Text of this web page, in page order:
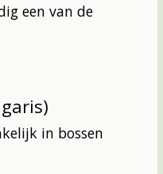
een van de
in bossen